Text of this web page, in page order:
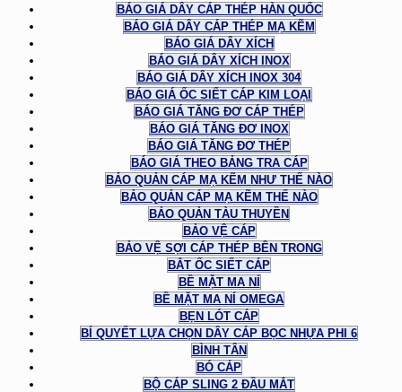
BÁO GIÁ DÂY CÁP THÉP HÀN QUỐC
BÁO GIÁ DÂY CÁP THÉP MẠ KẼM
BÁO GIÁ DÂY XÍCH
BÁO GIÁ DÂY XÍCH INOX
BÁO GIÁ DÂY XÍCH INOX 304
BÁO GIÁ ỐC SIẾT CÁP KIM LOẠI
BÁO GIÁ TĂNG ĐƠ CÁP THÉP
BÁO GIÁ TĂNG ĐƠ INOX
BÁO GIÁ TĂNG ĐƠ THÉP
BÁO GIÁ THEO BẢNG TRA CÁP
BẢO QUẢN CÁP MẠ KẼM NHƯ THẾ NÀO
BẢO QUẢN CÁP MẠ KẼM THẾ NÀO
BẢO QUẢN TÀU THUYỀN
BẢO VỆ CÁP
BẢO VỆ SỢI CÁP THÉP BÊN TRONG
BẮT ỐC SIẾT CÁP
BỀ MẶT MA NÍ
BỀ MẶT MA NÍ OMEGA
BẸN LÓT CÁP
BÍ QUYẾT LỰA CHỌN DÂY CÁP BỌC NHỰA PHI 6
BÌNH TÂN
BÓ CÁP
BỘ CÁP SLING 2 ĐẦU MẮT